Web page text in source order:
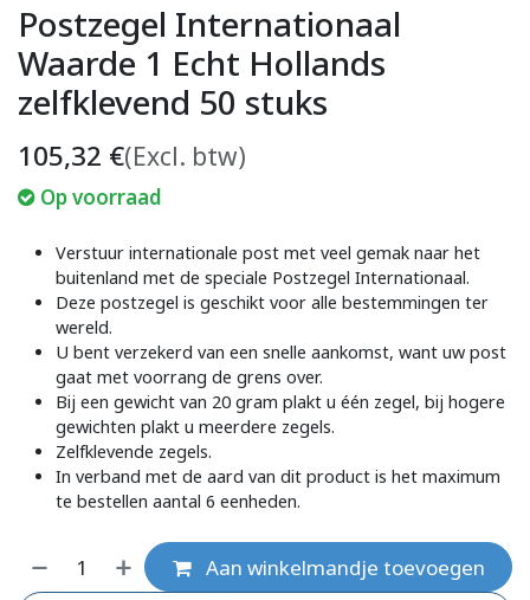
Postzegel Internationaal
Waarde 1 Echt Hollands
zelfklevend 50 stuks
105,32 €(Excl. btw)
Op voorraad
Verstuur internationale post met veel gemak naar het
buitenland met de speciale Postzegel Internationaal.
Deze postzegel is geschikt voor alle bestemmingen ter
wereld.
U bent verzekerd van een snelle aankomst, want uw post
gaat met voorrang de grens over.
Bij een gewicht van 20 gram plakt u één zegel, bij hogere
gewichten plakt u meerdere zegels.
Zelfklevende zegels.
In verband met de aard van dit product is het maximum
te bestellen aantal 6 eenheden.
Aan winkelmandje toevoegen